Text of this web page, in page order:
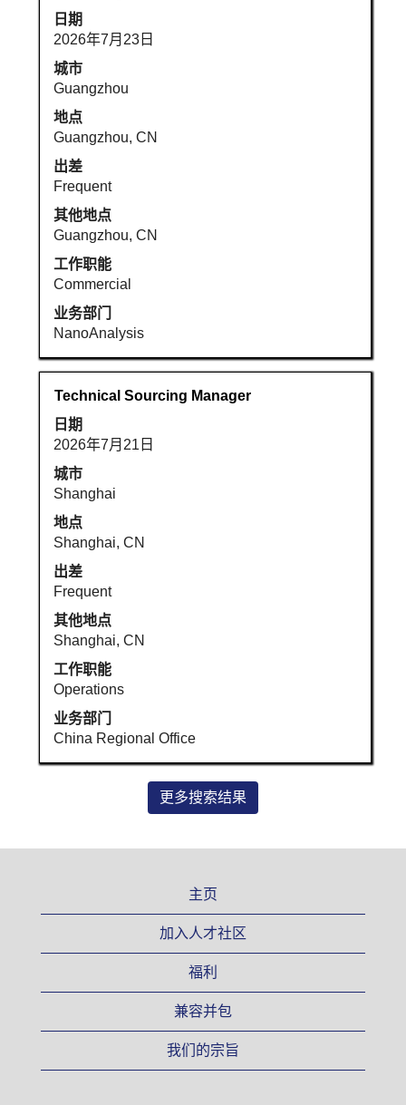
务
日期
2026年7月23日
城市
Guangzhou
地点
Guangzhou, CN
出差
Frequent
其他地点
Guangzhou, CN
工作职能
Commercial
业务部门
NanoAnalysis
用
空
格
键
进
行
选
以
查
看
职
信
息
的
完
内
容。
职
务
Technical Sourcing Manager
日期
2026年7月21日
城市
Shanghai
地点
Shanghai, CN
出差
Frequent
其他地点
Shanghai, CN
工作职能
Operations
业务部门
China Regional Office
使
用
空
格
键
进
行
选
以
查
看
职
信
息
的
完
更多搜索结果
主页
加入人才社区
福利
兼容并包
我们的宗旨